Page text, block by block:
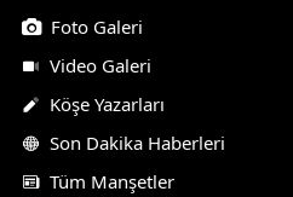
Foto Galeri
Video Galeri
Köşe Yazarları
Son Dakika Haberleri
Tüm Manşetler